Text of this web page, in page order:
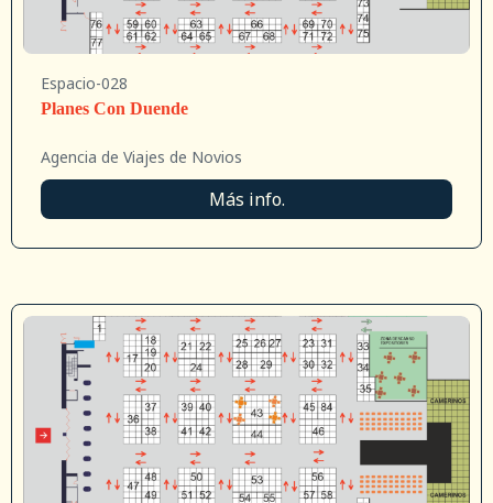
Espacio-028
Planes Con Duende
Agencia de Viajes de Novios
Más info.